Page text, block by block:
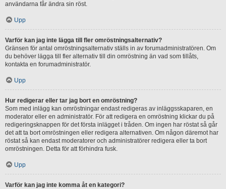
användarna får ändra sin röst.
Upp
Varför kan jag inte lägga till fler omröstningsalternativ?
Gränsen för antal omröstningsalternativ ställs in av forumadministratören. Om
du behöver lägga till fler alternativ till din omröstning än vad som tillåts,
kontakta en forumadministratör.
Upp
Hur redigerar eller tar jag bort en omröstning?
Som med inlägg kan omröstningar endast redigeras av inläggsskaparen, en
moderator eller en administratör. För att redigera en omröstning klickar du på
redigeringsknappen för det första inlägget i tråden. Om ingen har röstat så går
det att ta bort omröstningen eller redigera alternativen. Om någon däremot har
röstat så kan endast moderatorer och administratörer redigera eller ta bort
omröstningen. Detta för att förhindra fusk.
Upp
Varför kan jag inte komma åt en kategori?